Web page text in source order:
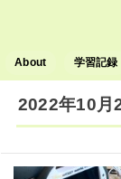
About 学習記録
2022年10月